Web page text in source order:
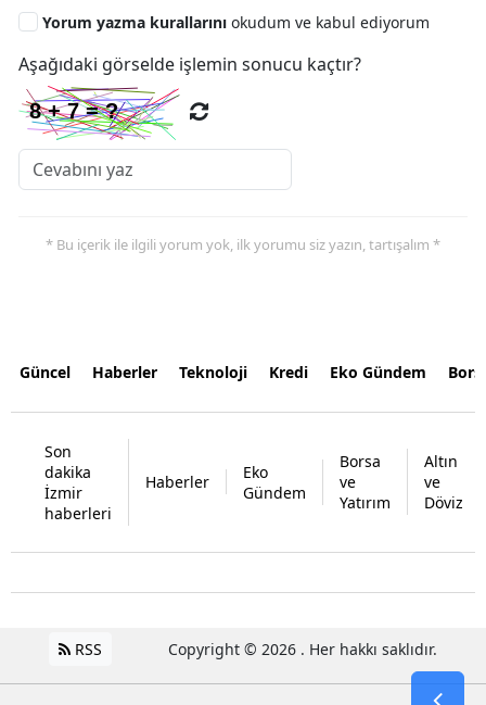
Yorum yazma kurallarını okudum ve kabul ediyorum
Aşağıdaki görselde işlemin sonucu kaçtır?
* Bu içerik ile ilgili yorum yok, ilk yorumu siz yazın, tartışalım *
Güncel Haberler Teknoloji Kredi Eko Gündem
Son
dakika
İzmir
haberleri
Haberler
Eko
Gündem
Borsa
ve
Yatırım
Altın
ve
Döviz
RSS Copyright © 2026 . Her hakkı saklıdır.